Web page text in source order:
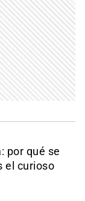
por qué se
el curioso